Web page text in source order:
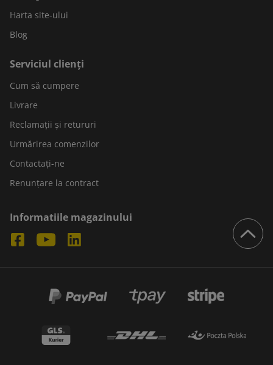
Harta site-ului
Blog
Serviciul clienți
Cum să cumpere
Livrare
Reclamații și retururi
Urmărirea comenzilor
Contactați-ne
Renunțare la contract
Informatiile magazinului